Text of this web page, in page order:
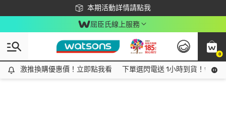
本期活動詳情請點我
下載app最高回饋$350
屈臣氏線上服務
0
激推換購優惠價！立即點我看
激推換購優惠價！立即點我看 下單選閃電送 1小時到貨！領神